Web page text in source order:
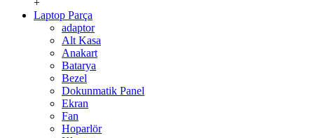
+
Laptop Parça
adaptor
Alt Kasa
Anakart
Batarya
Bezel
Dokunmatik Panel
Ekran
Fan
Hoparlör